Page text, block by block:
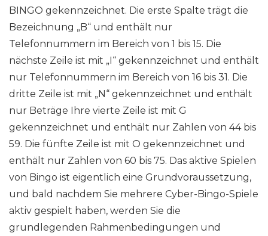
BINGO gekennzeichnet. Die erste Spalte trägt die
Bezeichnung „B“ und enthält nur
Telefonnummern im Bereich von 1 bis 15. Die
nächste Zeile ist mit „I“ gekennzeichnet und enthält
nur Telefonnummern im Bereich von 16 bis 31. Die
dritte Zeile ist mit „N“ gekennzeichnet und enthält
nur Beträge Ihre vierte Zeile ist mit G
gekennzeichnet und enthält nur Zahlen von 44 bis
59. Die fünfte Zeile ist mit O gekennzeichnet und
enthält nur Zahlen von 60 bis 75. Das aktive Spielen
von Bingo ist eigentlich eine Grundvoraussetzung,
und bald nachdem Sie mehrere Cyber-Bingo-Spiele
aktiv gespielt haben, werden Sie die
grundlegenden Rahmenbedingungen und